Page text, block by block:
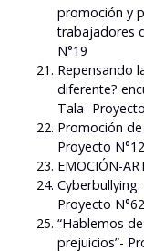
promoción y
trabajadores
N°19
Repensando
diferente?
Tala-
Promoción
Proyecto
EMOCIÓN-
Proyecto N°62
“Hablemos
prejuicios”-